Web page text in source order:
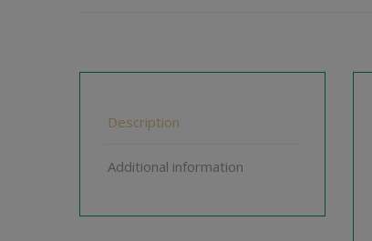
Description
Additional information